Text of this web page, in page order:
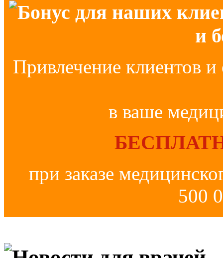
Бонус для наших
и
Привлечение клиентов и
в ваше
при заказе
500